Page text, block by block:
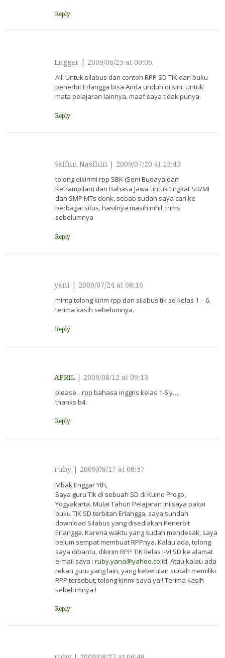
Reply
Enggar 2009/06/25 at 00:06
All: Untuk silabus dan contoh RPP SD TIK dari buku
penerbit Erlangga bisa Anda unduh di sini. Untuk
mata pelajaran lainnya, maaf saya tidak punya.
Reply
Saifun Nasihin 2009/07/20 at 15:43
tolong dikirimi rpp SBK (Seni Budaya dan
Ketrampilan) dan Bahasa Jawa untuk tingkat SD/MI
dan SMP MTs donk, sebab sudah saya cari ke
berbagai situs, hasilnya masih nihil. trims
sebelumnya
Reply
yani 2009/07/24 at 08:16
minta tolong kirim rpp dan silabus tik sd kelas 1 – 6.
terima kasih sebelumnya.
Reply
APRIL | 2009/08/12 at 09:13
please…rpp bahasa inggris kelas 1-6 y…
thanks b4.
Reply
ruby 2009/08/17 at 08:57
Mbak Enggar Yth,
Saya guru TIk di sebuah SD di Kulno Progo,
Yogyakarta. Mulai Tahun Pelajaran ini saya pakai
buku TIK SD terbitan Erlangga, saya sundah
download Silabus yang disediakan Penerbit
Erlangga. Karena waktu yang sudah mendesak, saya
belum sempat membuat RPPnya. Kalau ada, tolong
saya dibantu, dikirim RPP TIK kelas I-VI SD ke alamat
e-mail saya : ruby.yana@yahoo.co.id. Atau kalau ada
rekan guru yang lain, yang kebetulan sudah memiliki
RPP tersebut, tolong kirimi saya ya ! Terima kasih
sebelumnya !
Reply